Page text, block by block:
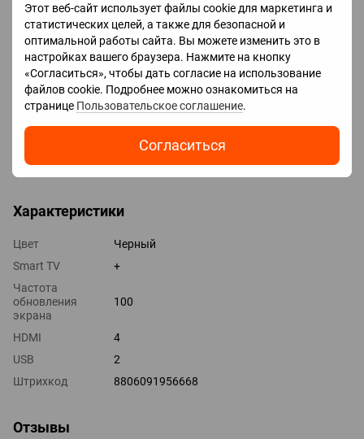
Этот веб-сайт использует файлы cookie для маркетинга и
статистических целей, а также для безопасной и
оптимальной работы сайта. Вы можете изменить это в
настройках вашего браузера. Нажмите на кнопку
«Согласиться», чтобы дать согласие на использование
файлов cookie. Подробнее можно ознакомиться на
странице Пользовательское соглашение.
Согласиться
управление голосом
мультимедийный (аэропульт)
Разъемы
Входы USB 2 шт
LAN
Версия HDMI v 2.1
Технологии HDMI VRR, ALLM
Выходы оптический
Характеристики
Цвет
Черный
Smart TV
+
Частота
обновления
экрана
100
HDMI
4
USB
2
Штрихкод
8806091956668
Отзывы